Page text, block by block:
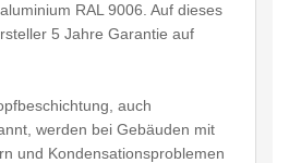
RAL 9006. Auf dieses
5 Jahre Garantie auf
auch
werden bei Gebäuden mit
und Kondensationsproblemen